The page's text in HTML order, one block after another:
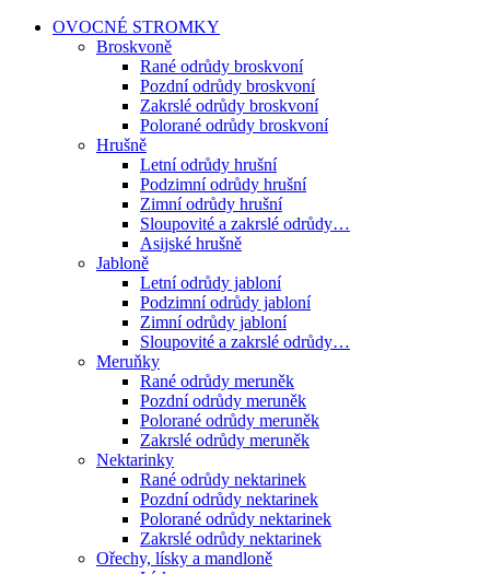
OVOCNÉ STROMKY
Broskvoně
Rané odrůdy broskvoní
Pozdní odrůdy broskvoní
Zakrslé odrůdy broskvoní
Polorané odrůdy broskvoní
Hrušně
Letní odrůdy hrušní
Podzimní odrůdy hrušní
Zimní odrůdy hrušní
Sloupovité a zakrslé odrůdy…
Asijské hrušně
Jabloně
Letní odrůdy jabloní
Podzimní odrůdy jabloní
Zimní odrůdy jabloní
Sloupovité a zakrslé odrůdy…
Meruňky
Rané odrůdy meruněk
Pozdní odrůdy meruněk
Polorané odrůdy meruněk
Zakrslé odrůdy meruněk
Nektarinky
Rané odrůdy nektarinek
Pozdní odrůdy nektarinek
Polorané odrůdy nektarinek
Zakrslé odrůdy nektarinek
Ořechy, lísky a mandloně